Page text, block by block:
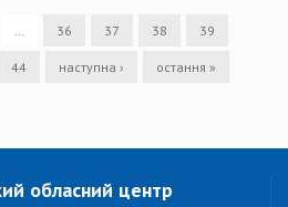
… 36 37 38 39
44 наступна › остання »
обласний центр